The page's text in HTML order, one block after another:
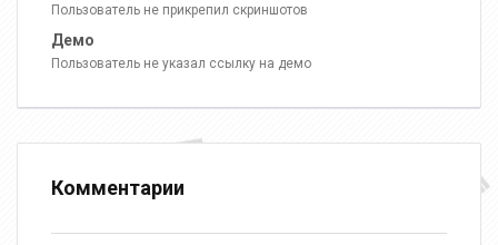
Пользователь не прикрепил скриншотов
Демо
Пользователь не указал ссылку на демо
Комментарии